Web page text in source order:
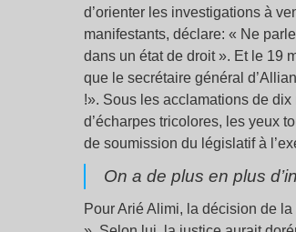
d’orienter les investigations à
manifestants, déclare: « Ne
dans un état de droit ». Et le 19
que le secrétaire général
!». Sous les acclamations de
d’écharpes tricolores, les yeux
de soumission du législatif à
On a de plus en plus
Pour Arié Alimi, la décision de